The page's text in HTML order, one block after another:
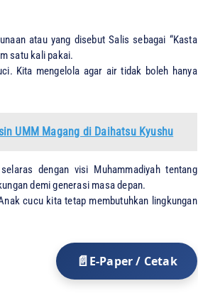
atau yang disebut Salis sebagai “Kasta
satu kali pakai.
Kita mengelola agar air tidak boleh hanya
UMM Magang di Daihatsu Kyushu
dengan visi Muhammadiyah tentang
demi generasi masa depan.
cucu kita tetap membutuhkan lingkungan
E-Paper / Cetak